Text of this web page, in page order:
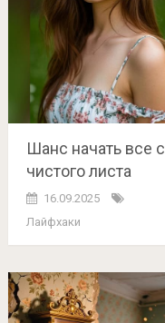
Шанс начать все с
чистого листа
16.09.2025
Лайфхаки